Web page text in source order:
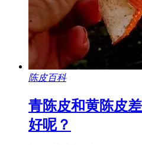
陈皮百科
青陈皮和黄陈皮
好呢？